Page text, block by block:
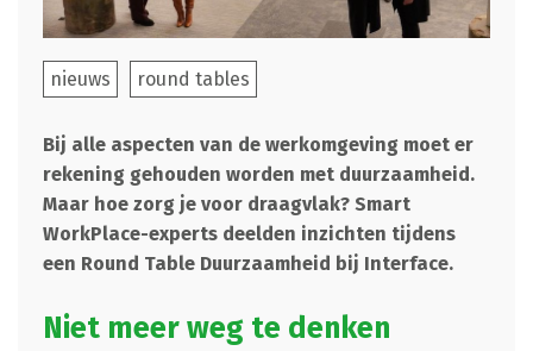
nieuws round tables
Bij alle aspecten van de werkomgeving moet er
rekening gehouden worden met duurzaamheid.
Maar hoe zorg je voor draagvlak? Smart
WorkPlace-experts deelden inzichten tijdens
een Round Table Duurzaamheid bij Interface.
Niet meer weg te denken